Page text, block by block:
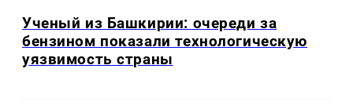
Ученый из Башкирии: очереди за
бензином показали технологическую
уязвимость страны